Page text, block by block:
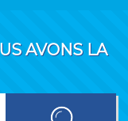
AVONS LA